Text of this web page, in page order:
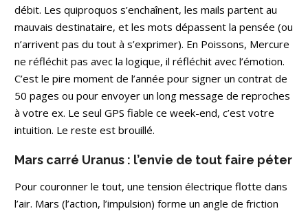
débit. Les quiproquos s’enchaînent, les mails partent au
mauvais destinataire, et les mots dépassent la pensée (ou
n’arrivent pas du tout à s’exprimer). En Poissons, Mercure
ne réfléchit pas avec la logique, il réfléchit avec l’émotion.
C’est le pire moment de l’année pour signer un contrat de
50 pages ou pour envoyer un long message de reproches
à votre ex. Le seul GPS fiable ce week-end, c’est votre
intuition. Le reste est brouillé.
Mars carré Uranus : l’envie de tout faire péter
Pour couronner le tout, une tension électrique flotte dans
l’air. Mars (l’action, l’impulsion) forme un angle de friction